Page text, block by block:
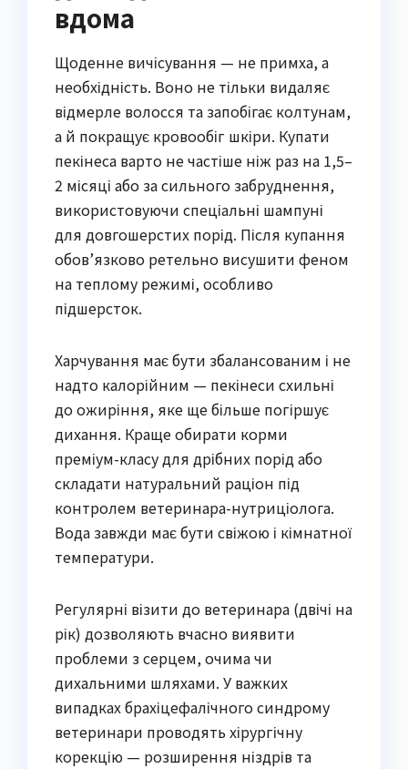
вдома
Щоденне вичісування — не примха, а
необхідність. Воно не тільки видаляє
відмерле волосся та запобігає колтунам,
а й покращує кровообіг шкіри. Купати
пекінеса варто не частіше ніж раз на 1,5–
2 місяці або за сильного забруднення,
використовуючи спеціальні шампуні
для довгошерстих порід. Після купання
обов’язково ретельно висушити феном
на теплому режимі, особливо
підшерсток.
Харчування має бути збалансованим і не
надто калорійним — пекінеси схильні
до ожиріння, яке ще більше погіршує
дихання. Краще обирати корми
преміум-класу для дрібних порід або
складати натуральний раціон під
контролем ветеринара-нутриціолога.
Вода завжди має бути свіжою і кімнатної
температури.
Регулярні візити до ветеринара (двічі на
рік) дозволяють вчасно виявити
проблеми з серцем, очима чи
дихальними шляхами. У важких
випадках брахіцефалічного синдрому
ветеринари проводять хірургічну
корекцію — розширення ніздрів та